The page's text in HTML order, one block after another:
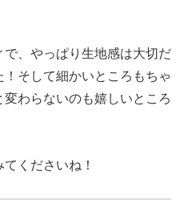
、やっぱり生地感は大切だ
そして細かいところもちゃ
わらないのも嬉しいところ
くださいね！